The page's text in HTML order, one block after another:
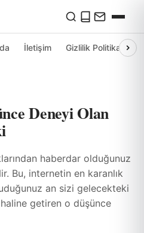
İletişim Gizlilik Politikası
Deneyi Olan
haberdar olduğunuz
Bu, internetin en karanlık
an sizi gelecekteki
getiren o düşünce